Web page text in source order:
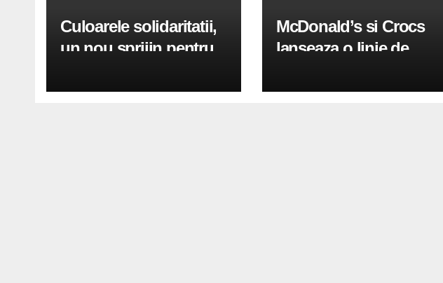
Culoarele solidaritatii,
un nou sprijin pentru
McDonald’s si Crocs
lanseaza o linie de
inspirata de Grimace si